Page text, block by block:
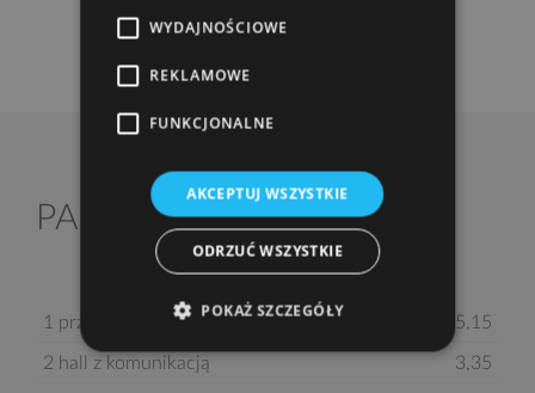
PARTER 62,80 m
1 przedsionek 5,15
2 hall z komunikacją 3,35
WYDAJNOŚCIOWE
REKLAMOWE
FUNKCJONALNE
AKCEPTUJ WSZYSTKIE
ODRZUĆ WSZYSTKIE
POKAŻ SZCZEGÓŁY